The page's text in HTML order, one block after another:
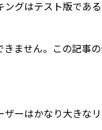
グはテスト版である
ません。この記事
ーはかなり大きな